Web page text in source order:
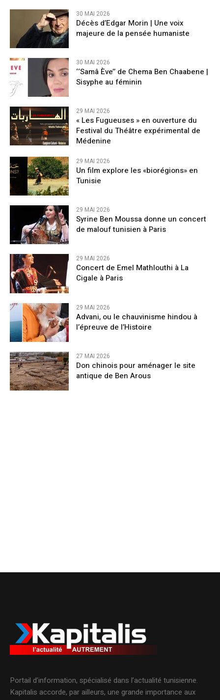
30 MAI 2026
Décès d’Edgar Morin | Une voix
majeure de la pensée humaniste
30 MAI 2026
‘‘Samâ Ève’’ de Chema Ben Chaabene |
Sisyphe au féminin
29 MAI 2026
« Les Fugueuses » en ouverture du
Festival du Théâtre expérimental de
Médenine
29 MAI 2026
Un film explore les «biorégions» en
Tunisie
29 MAI 2026
Syrine Ben Moussa donne un concert
de malouf tunisien à Paris
29 MAI 2026
Concert de Emel Mathlouthi à La
Cigale à Paris
29 MAI 2026
Advani, ou le chauvinisme hindou à
l’épreuve de l’Histoire
27 MAI 2026
Don chinois pour aménager le site
antique de Ben Arous
Portail d’information, spécialisé dans l’actualité tunisienne.
Kapitalis accorde, par ailleurs, une grande importance aux